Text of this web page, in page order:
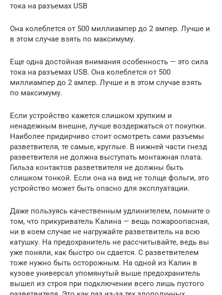
тока на разъемах USB
Она колеблется от 500 миллиампер до 2 ампер. Лучше и
в этом случае взять по максимуму.
Еще одна достойная внимания особенность — это сила
тока на разъемах USB. Она колеблется от 500
миллиампер до 2 ампер. Лучше и в этом случае взять
по максимуму.
Если устройство кажется слишком хрупким и
ненадежным внешне, лучше воздержаться от покупки.
Наиболее придирчиво стоит осмотреть сами разъемы
разветвителя, те самые, круглые. В нижней части гнезд
разветвителя не должна выступать монтажная плата.
Гильза контактов разветвителя не должны быть
слишком тонкой. Если она на вид не толще фольги, это
устройство может быть опасно для эксплуатации.
Даже пользуясь качественным удлинителем, помните о
том, что прикуриватель Калина — вещь пожароопасная,
ни в коем случае не нагружайте разветвитель на всю
катушку. На предохранитель не рассчитывайте, ведь вы
уже поняли, как быстро он сдается. С разветвителем
тоже нужно быть осторожным. На одной из Калин в
кузове универсал упомянутый выше предохранитель
вышел из строя при подключении всего лишь пустого